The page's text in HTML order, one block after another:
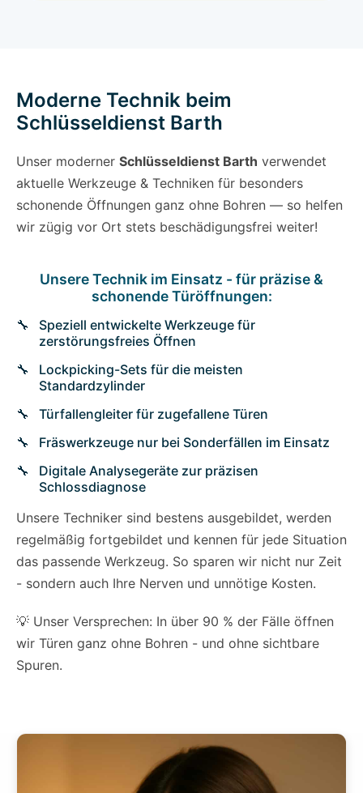
Moderne Technik beim
Schlüsseldienst Barth
Unser moderner Schlüsseldienst Barth verwendet
aktuelle Werkzeuge & Techniken für besonders
schonende Öffnungen ganz ohne Bohren — so helfen
wir zügig vor Ort stets beschädigungsfrei weiter!
Unsere Technik im Einsatz - für präzise &
schonende Türöffnungen:
Speziell entwickelte Werkzeuge für
zerstörungsfreies Öffnen
Lockpicking-Sets für die meisten
Standardzylinder
Türfallengleiter für zugefallene Türen
Fräswerkzeuge nur bei Sonderfällen im Einsatz
Digitale Analysegeräte zur präzisen
Schlossdiagnose
Unsere Techniker sind bestens ausgebildet, werden
regelmäßig fortgebildet und kennen für jede Situation
das passende Werkzeug. So sparen wir nicht nur Zeit
- sondern auch Ihre Nerven und unnötige Kosten.
💡 Unser Versprechen: In über 90 % der Fälle öffnen
wir Türen ganz ohne Bohren - und ohne sichtbare
Spuren.